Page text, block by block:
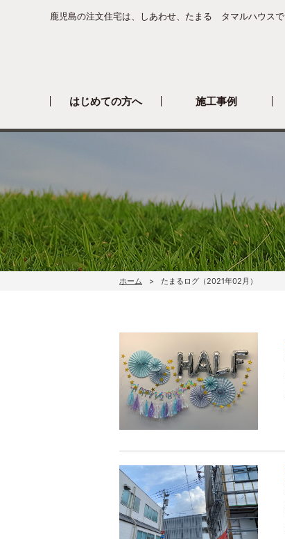
鹿児島の注文住宅は、しあわせ、たまる タマルハウスで
はじめての方へ 施工事例
ホーム たまるログ（2021年02月）